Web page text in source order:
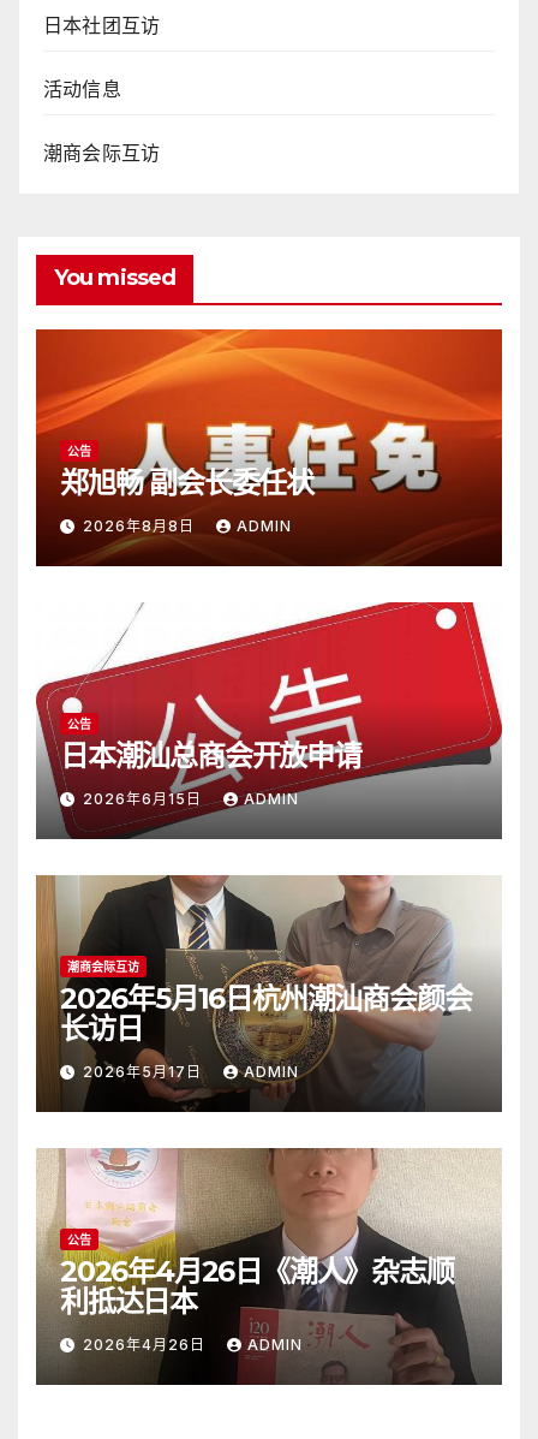
日本社团互访
活动信息
潮商会际互访
You missed
公告
郑旭畅 副会长委任状
2026年8月8日 ADMIN
公告
日本潮汕总商会开放申请
2026年6月15日 ADMIN
潮商会际互访
2026年5月16日杭州潮汕商会颜会
长访日
2026年5月17日 ADMIN
公告
2026年4月26日《潮人》杂志顺
利抵达日本
2026年4月26日 ADMIN